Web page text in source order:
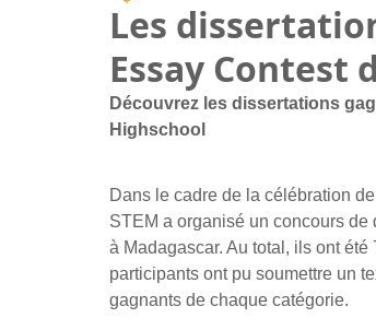
Les
Essay Contest
Découvrez les dissertations
Highschool
Dans le cadre de la célébration
STEM a organisé un concours
à Madagascar. Au total, ils ont
participants ont pu soumettre un
gagnants de chaque catégorie.